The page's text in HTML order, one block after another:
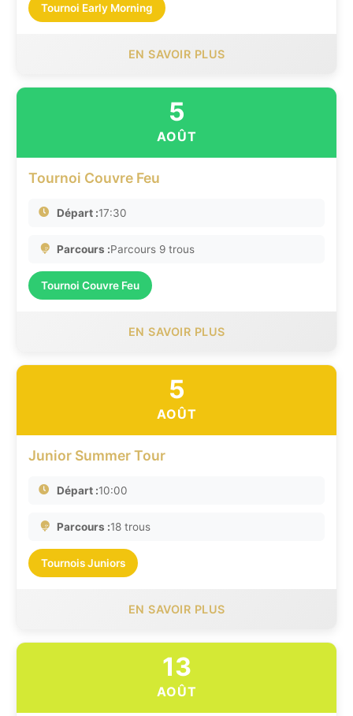
Tournoi Early Morning
EN SAVOIR PLUS
5
AOÛT
Tournoi Couvre Feu
Départ :17:30
Parcours :Parcours 9 trous
Tournoi Couvre Feu
EN SAVOIR PLUS
5
AOÛT
Junior Summer Tour
Départ :10:00
Parcours :18 trous
Tournois Juniors
EN SAVOIR PLUS
13
AOÛT